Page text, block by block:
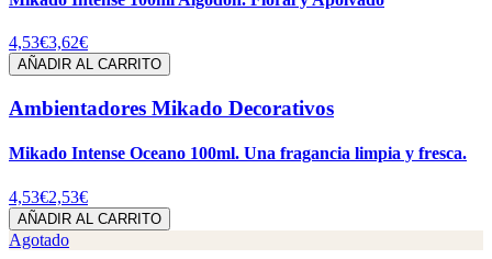
4,53€3,62€
AÑADIR AL CARRITO
Ambientadores Mikado Decorativos
Mikado Intense Oceano 100ml. Una fragancia limpia y fresca.
4,53€2,53€
AÑADIR AL CARRITO
Agotado